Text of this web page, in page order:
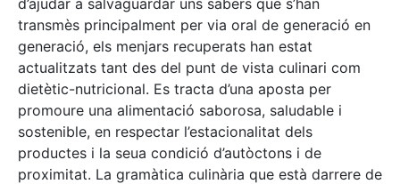
transmès principalment per via oral de generació en
generació, els menjars recuperats han estat
actualitzats tant des del punt de vista culinari com
dietètic-nutricional. Es tracta d’una aposta per
promoure una alimentació saborosa, saludable i
sostenible, en respectar l’estacionalitat dels
productes i la seua condició d’autòctons i de
proximitat. La gramàtica culinària que està darrere de